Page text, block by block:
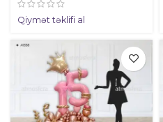
Qiymət təklifi al